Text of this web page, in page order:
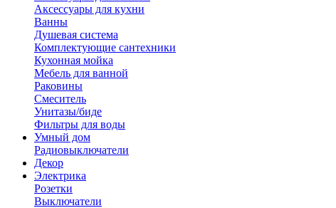
Аксессуары для кухни
Ванны
Душевая система
Комплектующие сантехники
Кухонная мойка
Мебель для ванной
Раковины
Смеситель
Унитазы/биде
Фильтры для воды
Умный дом
Радиовыключатели
Декор
Электрика
Розетки
Выключатели